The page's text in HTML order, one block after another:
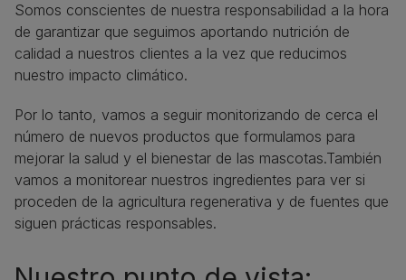
Somos conscientes de nuestra responsabilidad a la hora
de garantizar que seguimos aportando nutrición de
calidad a nuestros clientes a la vez que reducimos
nuestro impacto climático.
Por lo tanto, vamos a seguir monitorizando de cerca el
número de nuevos productos que formulamos para
mejorar la salud y el bienestar de las mascotas.También
vamos a monitorear nuestros ingredientes para ver si
proceden de la agricultura regenerativa y de fuentes que
siguen prácticas responsables.